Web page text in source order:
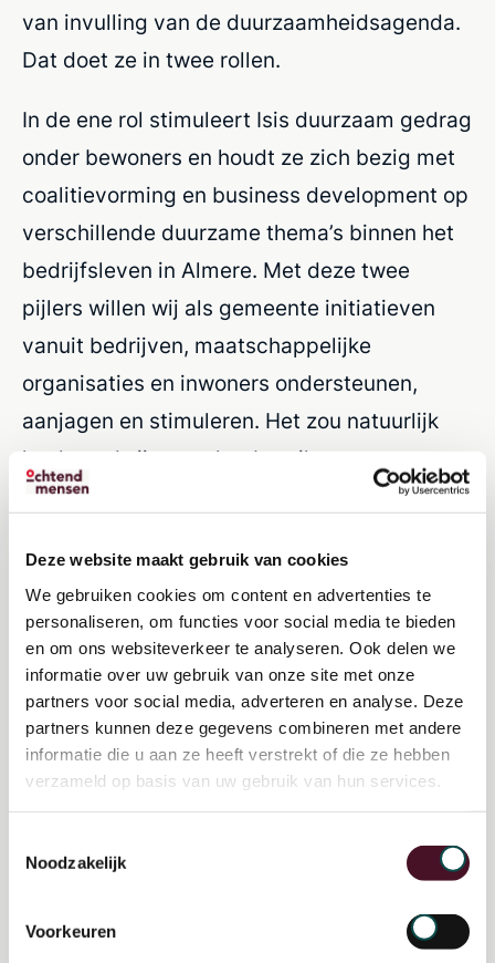
Deze website maakt gebruik van cookies
We gebruiken cookies om content en advertenties te
personaliseren, om functies voor social media te bieden
en om ons websiteverkeer te analyseren. Ook delen we
informatie over uw gebruik van onze site met onze
partners voor social media, adverteren en analyse. Deze
partners kunnen deze gegevens combineren met andere
informatie die u aan ze heeft verstrekt of die ze hebben
verzameld op basis van uw gebruik van hun services.
Noodzakelijk
Voorkeuren
van invulling van de duurzaamheidsagenda.
Dat doet ze in twee rollen.
In de ene rol stimuleert Isis duurzaam gedrag
onder bewoners en houdt ze zich bezig met
coalitievorming en business development op
verschillende duurzame thema’s binnen het
bedrijfsleven in Almere. Met deze twee
pijlers willen wij als gemeente initiatieven
vanuit bedrijven, maatschappelijke
organisaties en inwoners ondersteunen,
aanjagen en stimuleren. Het zou natuurlijk
heel goed zijn voor het bereiken van onze
CO2-doelstellingen als bewoners en
voelen voor de duurzame uitdagingen in de
stad.
De andere rol die Isis vervult, is die van
programmasecretaris; een functie die ik vaak
omschrijf als de ‘backbone’ van het gehele
programma.”
OchtendMensen ingeschakeld?
Sander: “Het programma Groene en Gezonde